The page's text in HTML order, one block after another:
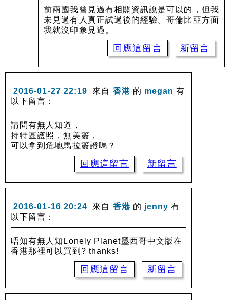
前兩國我曾見過有相關資訊說是可以的，但我
未見過有人真正試過後的經驗。哥倫比亞方面
我就沒印象見過。
回應這留言 新留言
2016-01-27 22:19 來自 香港 的 megan 有
以下留言：
請問有無人知道，
持特區護照，無美簽，
可以拿到危地馬拉簽證嗎？
回應這留言 新留言
2016-01-16 20:24 來自 香港 的 jenny 有
以下留言：
唔知有無人知Lonely Planet墨西哥中文版在
香港那裡可以買到? thanks!
回應這留言 新留言